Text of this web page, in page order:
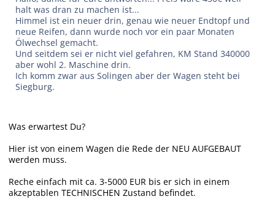
halt was dran zu machen ist...
Himmel ist ein neuer drin, genau wie neuer Endtopf und
neue Reifen, dann wurde noch vor ein paar Monaten
Ölwechsel gemacht.
Und seitdem sei er nicht viel gefahren, KM Stand 340000
aber wohl 2. Maschine drin.
Ich komm zwar aus Solingen aber der Wagen steht bei
Siegburg.
Was erwartest Du?
Hier ist von einem Wagen die Rede der NEU AUFGEBAUT
werden muss.
Reche einfach mit ca. 3-5000 EUR bis er sich in einem
akzeptablen TECHNISCHEN Zustand befindet.